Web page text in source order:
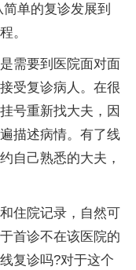
单的复诊发展到
。
需要到医院面对面
受复诊病人。在很
号重新找大夫，因
描述病情。有了线
自己熟悉的大夫，
住院记录，自然可
首诊不在该医院的
复诊吗?对于这个